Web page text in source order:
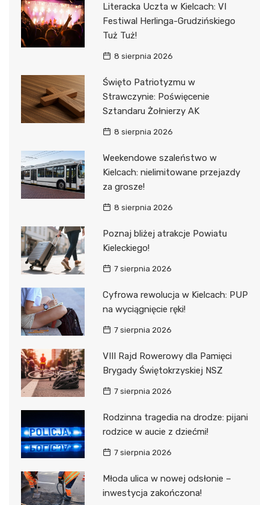
Literacka Uczta w Kielcach: VI
Festiwal Herlinga-Grudzińskiego
Tuż Tuż!
8 sierpnia 2026
Święto Patriotyzmu w
Strawczynie: Poświęcenie
Sztandaru Żołnierzy AK
8 sierpnia 2026
Weekendowe szaleństwo w
Kielcach: nielimitowane przejazdy
za grosze!
8 sierpnia 2026
Poznaj bliżej atrakcje Powiatu
Kieleckiego!
7 sierpnia 2026
Cyfrowa rewolucja w Kielcach: PUP
na wyciągnięcie ręki!
7 sierpnia 2026
VIII Rajd Rowerowy dla Pamięci
Brygady Świętokrzyskiej NSZ
7 sierpnia 2026
Rodzinna tragedia na drodze: pijani
rodzice w aucie z dziećmi!
7 sierpnia 2026
Młoda ulica w nowej odsłonie –
inwestycja zakończona!